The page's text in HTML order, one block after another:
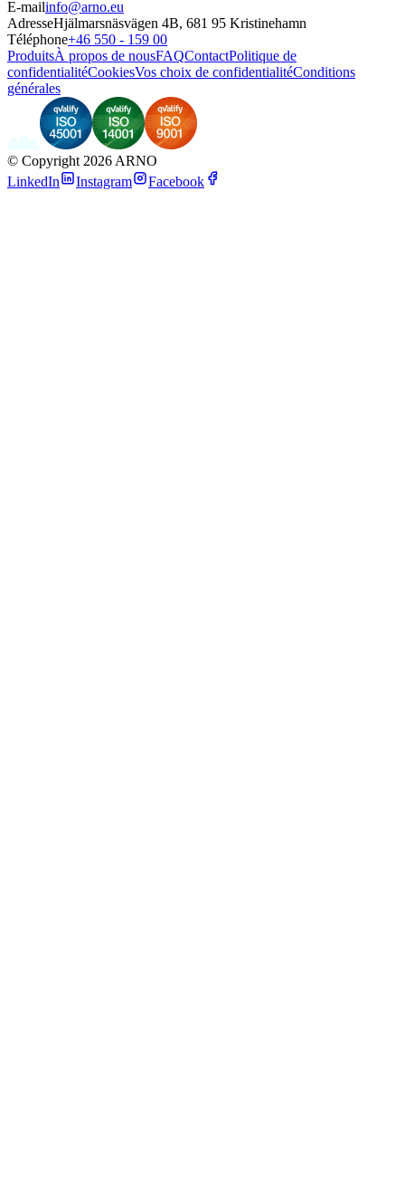
E-mailinfo@arno.eu
AdresseHjälmarsnäsvägen 4B, 681 95 Kristinehamn
Téléphone+46 550 - 159 00
ProduitsÀ propos de nousFAQContactPolitique de
confidentialitéCookiesVos choix de confidentialitéConditions
générales
© Copyright 2026 ARNO
LinkedIn
Instagram Facebook